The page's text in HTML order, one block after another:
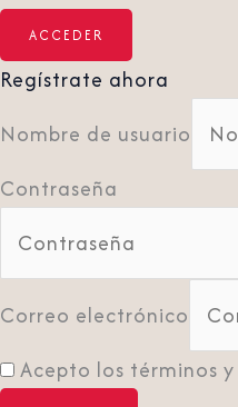
Regístrate ahora
Nombre de usuario
Contraseña
Correo electrónico
Acepto los términos